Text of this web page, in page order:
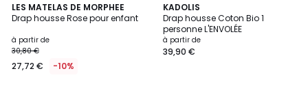
LES MATELAS DE MORPHEE
Drap housse Rose pour enfant
à partir de
30,80 €
27,72 € -10%
KADOLIS
Drap housse Coton Bio 1
personne L'ENVOLÉE
à partir de
39,90 €